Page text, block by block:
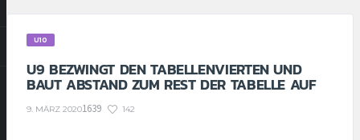
U10
U9 BEZWINGT DEN TABELLENVIERTEN UND
BAUT ABSTAND ZUM REST DER TABELLE AUF
9. MÄRZ 20201639 142